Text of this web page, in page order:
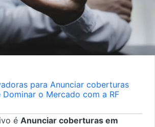
para Anunciar coberturas
o Mercado com a RF
é Anunciar coberturas em